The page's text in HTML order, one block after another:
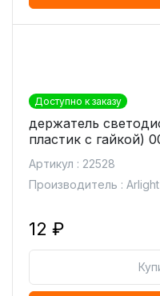
Доступно к заказу
держатель
пластик с гайкой)
Артикул : 22528
Производитель : Arlight
12 ₽